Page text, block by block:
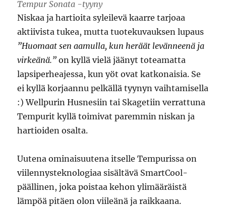
Tempur Sonata -tyyny
Niskaa ja hartioita syleilevä kaarre tarjoaa
aktiivista tukea, mutta tuotekuvauksen lupaus
”Huomaat sen aamulla, kun heräät levänneenä ja
virkeänä.” on kyllä vielä jäänyt toteamatta
lapsiperheajessa, kun yöt ovat katkonaisia. Se
ei kyllä korjaannu pelkällä tyynyn vaihtamisella
:) Wellpurin Husnesiin tai Skagetiin verrattuna
Tempurit kyllä toimivat paremmin niskan ja
hartioiden osalta.
Uutena ominaisuutena itselle Tempurissa on
viilennysteknologiaa sisältävä SmartCool-
päällinen, joka poistaa kehon ylimääräistä
lämpöä pitäen olon viileänä ja raikkaana.